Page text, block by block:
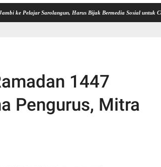
Sarolangun, Harus Bijak Bermedia Sosial untuk Cegah
1447
Pengurus, Mitra